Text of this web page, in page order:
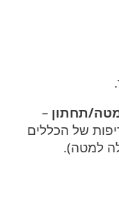
תחתון –
של הכללים
למטה).